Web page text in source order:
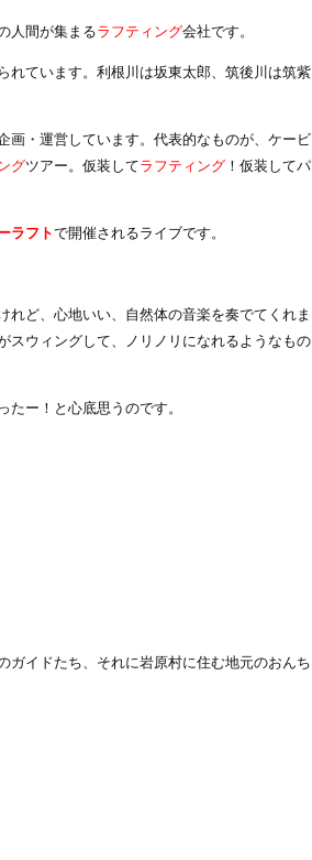
人間が集まるラフティング会社です。
れています。利根川は坂東太郎、筑後川は筑紫
画・運営しています。代表的なものが、ケービ
グツアー。仮装してラフティング ！仮装してパ
ラフトで開催されるライブです。
ど、心地いい、自然体の音楽を奏でてくれま
スウィングして、ノリノリになれるようなもの
ー！と心底思うのです。
ガイドたち、それに岩原村に住む地元のおんち